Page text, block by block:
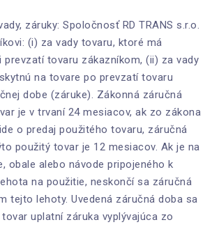
záruky: Spoločnosť RD TRANS s.r.o.
(i) za vady tovaru, ktoré má
prevzatí tovaru zákazníkom, (ii) za vady
na tovare po prevzatí tovaru
dobe (záruke). Zákonná záručná
je v trvaní 24 mesiacov, ak zo zákona
o predaj použitého tovaru, záručná
použitý tovar je 12 mesiacov. Ak je na
obale alebo návode pripojeného k
na použitie, neskončí sa záručná
tejto lehoty. Uvedená záručná doba sa
uplatní záruka vyplývajúca zo